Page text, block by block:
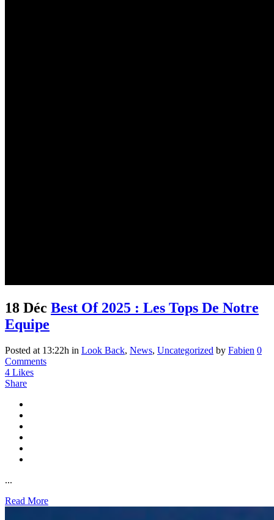
18 Déc Best Of 2025 : Les Tops De Notre
Equipe
Posted at 13:22h in Look Back, News, Uncategorized by Fabien 0
Comments
4 Likes
Share
...
Read More